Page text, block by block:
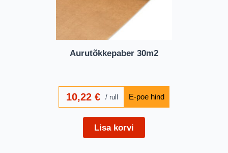
Aurutõkkepaber 30m2
10,22 € rull
Lisa korvi